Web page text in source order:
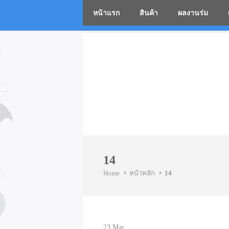
หน้าแรก สินค้า ผลงานร่ม
14
Home หน้าหลัก 14
23 Mar
โรงงาน